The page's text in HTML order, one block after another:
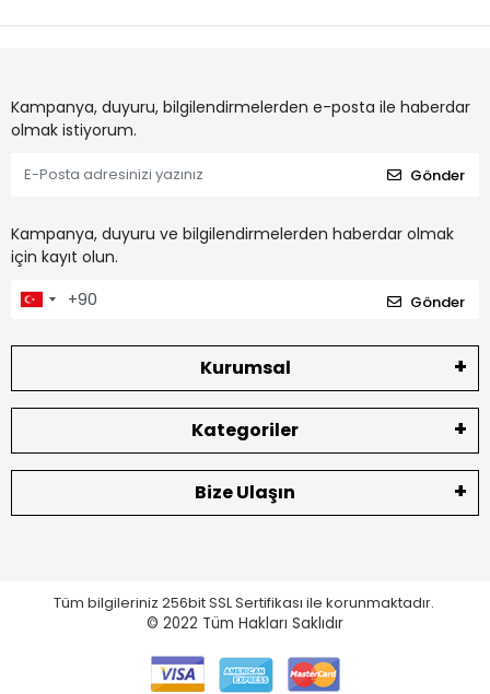
Kampanya, duyuru, bilgilendirmelerden e-posta ile haberdar
olmak istiyorum.
Gönder
Kampanya, duyuru ve bilgilendirmelerden haberdar olmak
için kayıt olun.
Gönder
Kurumsal
Kategoriler
Bize Ulaşın
Tüm bilgileriniz 256bit SSL Sertifikası ile korunmaktadır.
© 2022 Tüm Hakları Saklıdır